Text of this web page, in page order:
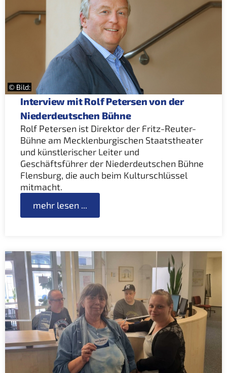
© Bild:
Interview mit Rolf Petersen von der
Niederdeutschen Bühne
Rolf Petersen ist Direktor der Fritz-Reuter-
Bühne am Mecklenburgischen Staatstheater
und künstlerischer Leiter und
Geschäftsführer der Niederdeutschen Bühne
Flensburg, die auch beim Kulturschlüssel
mitmacht.
mehr lesen ...